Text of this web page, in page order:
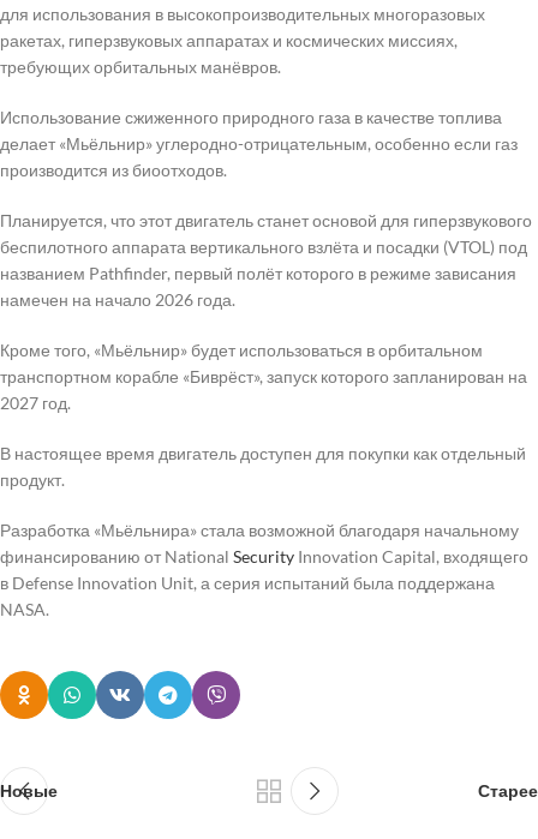
для использования в высокопроизводительных многоразовых
ракетах, гиперзвуковых аппаратах и космических миссиях,
требующих орбитальных манёвров.
Использование сжиженного природного газа в качестве топлива
делает «Мьёльнир» углеродно-отрицательным, особенно если газ
производится из биоотходов.
Планируется, что этот двигатель станет основой для гиперзвукового
беспилотного аппарата вертикального взлёта и посадки (VTOL) под
названием Pathfinder, первый полёт которого в режиме зависания
намечен на начало 2026 года.
Кроме того, «Мьёльнир» будет использоваться в орбитальном
транспортном корабле «Биврёст», запуск которого запланирован на
2027 год.
В настоящее время двигатель доступен для покупки как отдельный
продукт.
Разработка «Мьёльнира» стала возможной благодаря начальному
финансированию от National Security Innovation Capital, входящего
в Defense Innovation Unit, а серия испытаний была поддержана
NASA.
Новые Старее